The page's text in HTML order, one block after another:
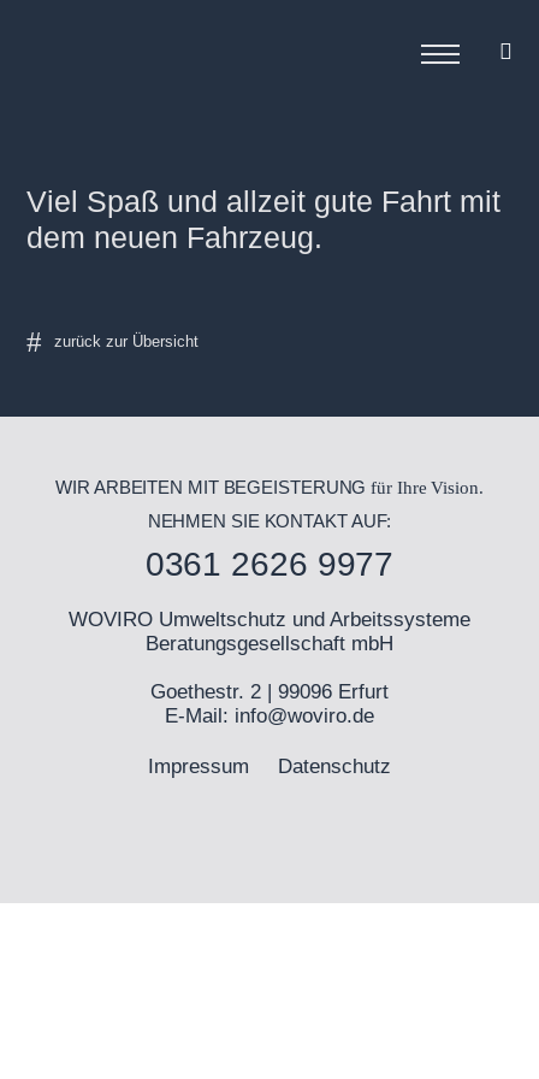
Viel Spaß und allzeit gute Fahrt mit
dem neuen Fahrzeug.
WIR ARBEITEN MIT BEGEISTERUNGfür Ihre Vision.
NEHMEN SIE KONTAKT AUF:
0361 2626 9977
WOVIRO Umweltschutz und Arbeitssysteme
Beratungsgesellschaft mbH
Goethestr. 2 | 99096 Erfurt
E-Mail: info@woviro.de
Impressum Datenschutz